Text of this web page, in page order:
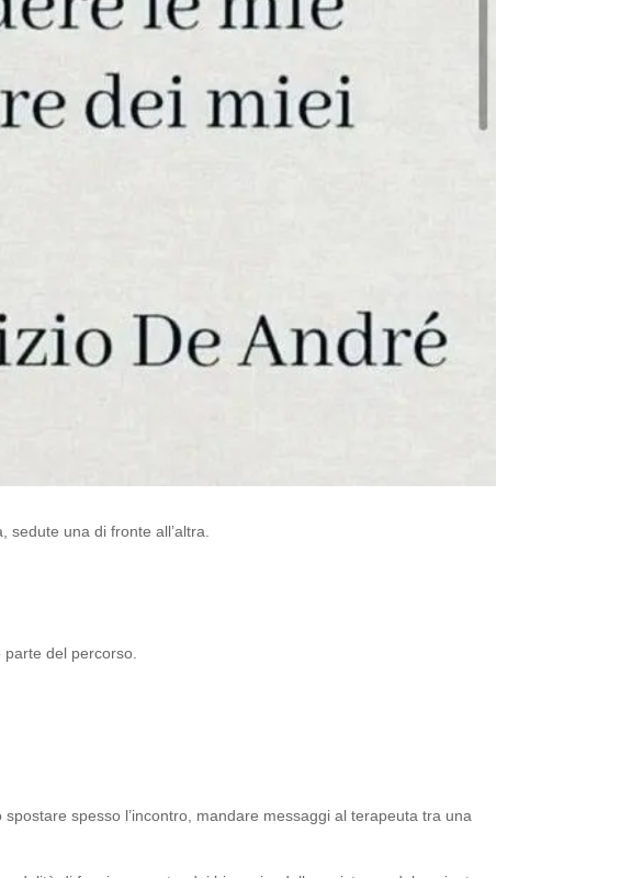
una di fronte all’altra.
del percorso.
spesso l’incontro, mandare messaggi al terapeuta tra una